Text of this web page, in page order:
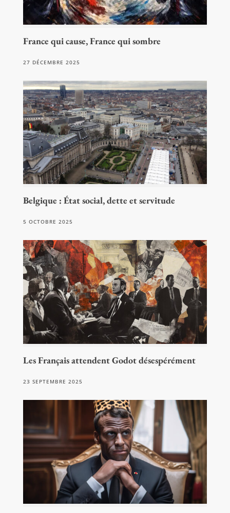
France qui cause, France qui sombre
27 DÉCEMBRE 2025
Belgique : État social, dette et servitude
5 OCTOBRE 2025
Les Français attendent Godot désespérément
23 SEPTEMBRE 2025